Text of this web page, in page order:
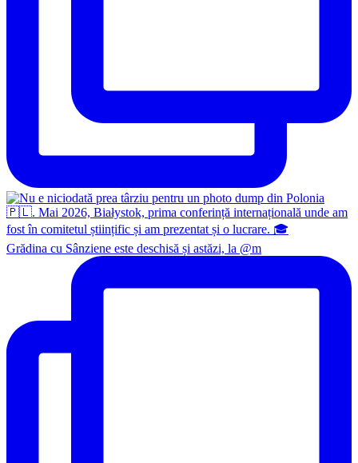
Grădina cu Sânziene este deschisă și astăzi, la @m